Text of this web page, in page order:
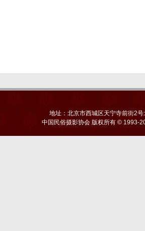
地址：北京市西城区天宁寺前街2
中国民俗摄影协会 版权所有 © 1993-